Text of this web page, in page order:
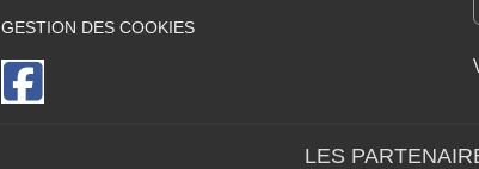
GESTION DES COOKIES
LES